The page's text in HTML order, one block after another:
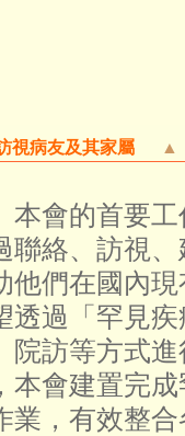
視病友及其家屬 ▲
的首要工
聯絡、訪視
他們在國內
透過「罕見
院訪等方式
本會建置完
業，有效整